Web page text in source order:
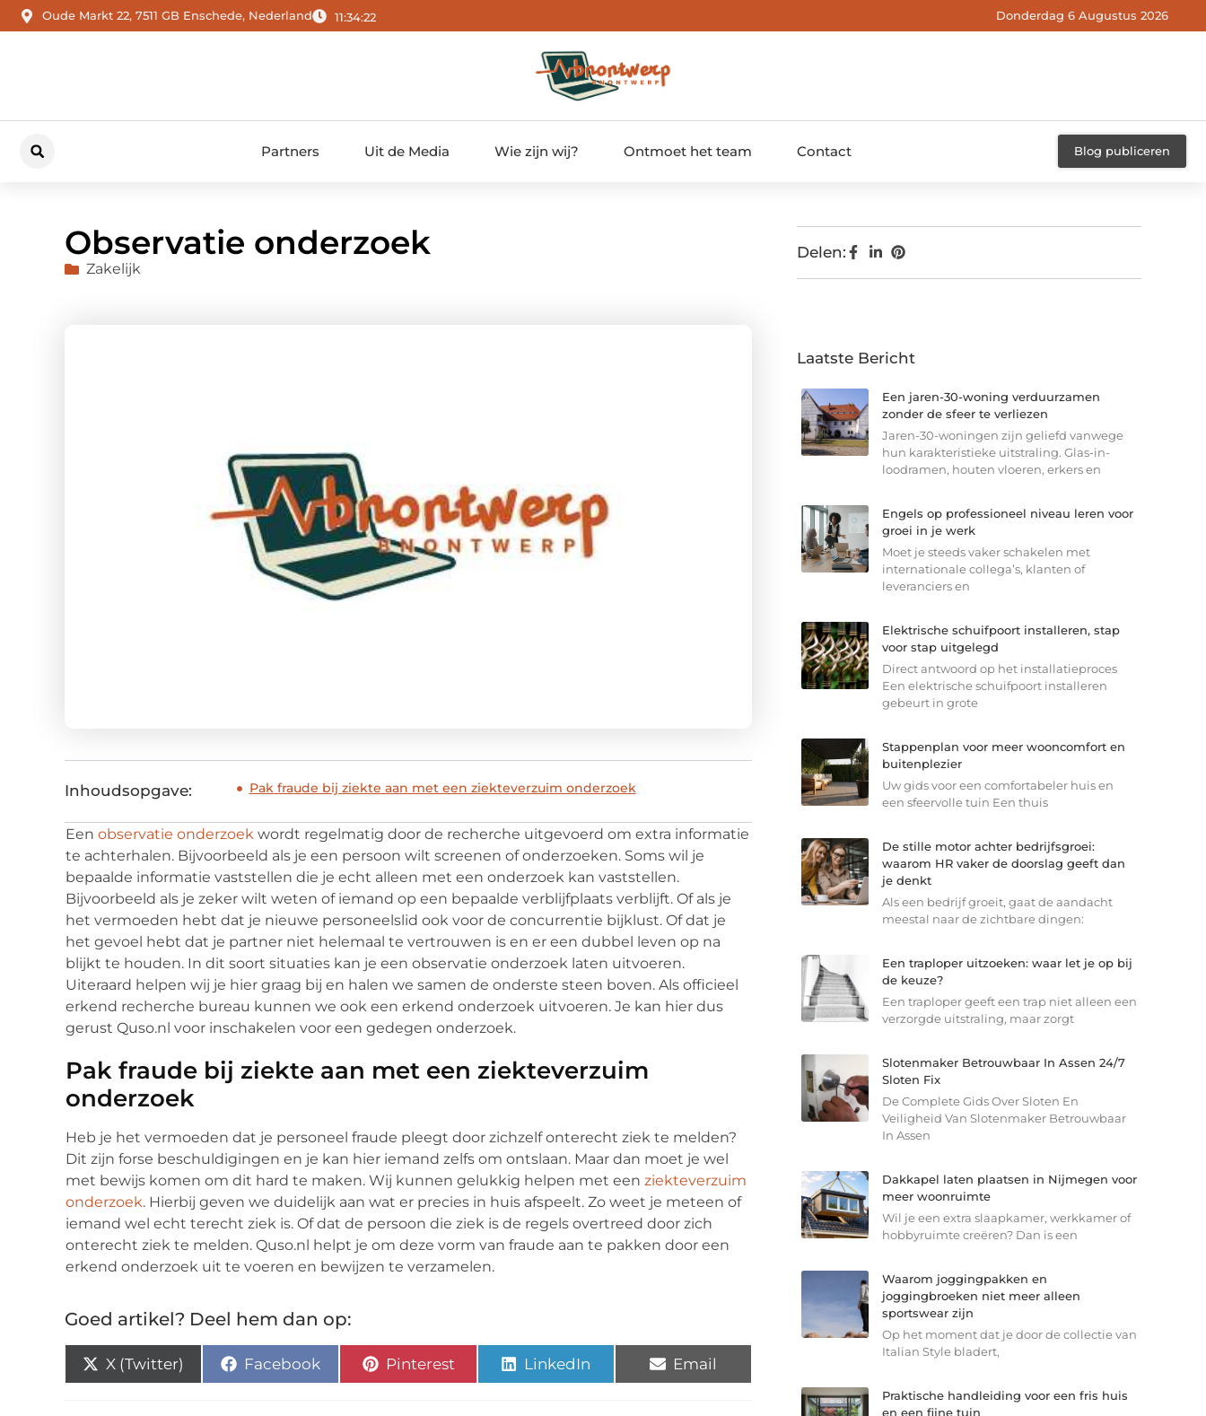
Oude Markt 22, 7511 GB Enschede, Nederland 11:34:24 Donderdag 6 Augustus 2026
Partners Uit de Media Wie zijn wij? Ontmoet het team Contact Blog publiceren
Observatie onderzoek
Zakelijk
Inhoudsopgave: Pak fraude bij ziekte aan met een ziekteverzuim onderzoek
Een observatie onderzoek wordt regelmatig door de recherche uitgevoerd om extra informatie
te achterhalen. Bijvoorbeeld als je een persoon wilt screenen of onderzoeken. Soms wil je
bepaalde informatie vaststellen die je echt alleen met een onderzoek kan vaststellen.
Bijvoorbeeld als je zeker wilt weten of iemand op een bepaalde verblijfplaats verblijft. Of als je
het vermoeden hebt dat je nieuwe personeelslid ook voor de concurrentie bijklust. Of dat je
het gevoel hebt dat je partner niet helemaal te vertrouwen is en er een dubbel leven op na
blijkt te houden. In dit soort situaties kan je een observatie onderzoek laten uitvoeren.
Uiteraard helpen wij je hier graag bij en halen we samen de onderste steen boven. Als officieel
erkend recherche bureau kunnen we ook een erkend onderzoek uitvoeren. Je kan hier dus
gerust Quso.nl voor inschakelen voor een gedegen onderzoek.
Pak fraude bij ziekte aan met een ziekteverzuim
onderzoek
Heb je het vermoeden dat je personeel fraude pleegt door zichzelf onterecht ziek te melden?
Dit zijn forse beschuldigingen en je kan hier iemand zelfs om ontslaan. Maar dan moet je wel
met bewijs komen om dit hard te maken. Wij kunnen gelukkig helpen met een ziekteverzuim
onderzoek. Hierbij geven we duidelijk aan wat er precies in huis afspeelt. Zo weet je meteen of
iemand wel echt terecht ziek is. Of dat de persoon die ziek is de regels overtreed door zich
onterecht ziek te melden. Quso.nl helpt je om deze vorm van fraude aan te pakken door een
erkend onderzoek uit te voeren en bewijzen te verzamelen.
Goed artikel? Deel hem dan op:
X (Twitter) Facebook Pinterest LinkedIn Email
Delen:
Laatste Bericht
Een jaren-30-woning verduurzamen
zonder de sfeer te verliezen
Jaren-30-woningen zijn geliefd vanwege
hun karakteristieke uitstraling. Glas-in-
loodramen, houten vloeren, erkers en
Engels op professioneel niveau leren voor
groei in je werk
Moet je steeds vaker schakelen met
internationale collega’s, klanten of
leveranciers en
Elektrische schuifpoort installeren, stap
voor stap uitgelegd
Direct antwoord op het installatieproces
Een elektrische schuifpoort installeren
gebeurt in grote
Stappenplan voor meer wooncomfort en
buitenplezier
Uw gids voor een comfortabeler huis en
een sfeervolle tuin Een thuis
De stille motor achter bedrijfsgroei:
waarom HR vaker de doorslag geeft dan
je denkt
Als een bedrijf groeit, gaat de aandacht
meestal naar de zichtbare dingen:
Een traploper uitzoeken: waar let je op bij
de keuze?
Een traploper geeft een trap niet alleen een
verzorgde uitstraling, maar zorgt
Slotenmaker Betrouwbaar In Assen 24/7
Sloten Fix
De Complete Gids Over Sloten En
Veiligheid Van Slotenmaker Betrouwbaar
In Assen
Dakkapel laten plaatsen in Nijmegen voor
meer woonruimte
Wil je een extra slaapkamer, werkkamer of
hobbyruimte creëren? Dan is een
Waarom joggingpakken en
joggingbroeken niet meer alleen
sportswear zijn
Op het moment dat je door de collectie van
Italian Style bladert,
Praktische handleiding voor een fris huis
en een fijne tuin